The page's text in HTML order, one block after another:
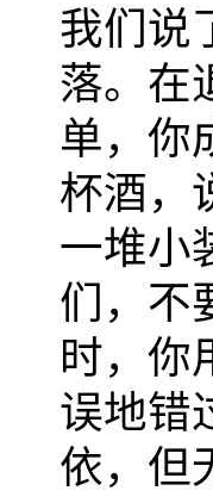
我们说
落。在
单，你
杯酒，
一堆小
们，不
时，你
误地错
依，但